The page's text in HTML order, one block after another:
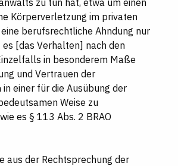
zu tun hat, etwa um einen
Körperverletzung im privaten
berufsrechtliche Ahndung nur
[das Verhalten] nach den
in besonderem Maße
und Vertrauen der
in einer für die Ausübung der
Weise zu
es § 113 Abs. 2 BRAO
aus der Rechtsprechung der